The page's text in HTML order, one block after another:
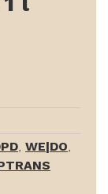
WE|DO